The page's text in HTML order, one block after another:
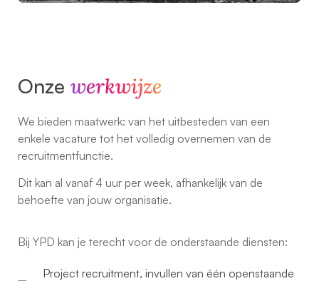
Onze werkwijze
We bieden maatwerk: van het uitbesteden van een
enkele vacature tot het volledig overnemen van de
recruitmentfunctie.
Dit kan al vanaf 4 uur per week, afhankelijk van de
behoefte van jouw organisatie.
Bij YPD kan je terecht voor de onderstaande diensten:
Project recruitment, invullen van één openstaande